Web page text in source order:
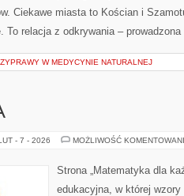
Ciekawe miasta to Kościan i
To relacja z odkrywania –
W MEDYCYNIE NATURALNEJ
- 7 - 2026 MOŻLIWOŚĆ
Strona „Matematyka dla
edukacyjna, w której